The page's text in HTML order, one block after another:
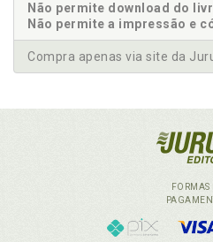
Não permite download do
Não permite a impressão e
Compra apenas via site da
FORMAS